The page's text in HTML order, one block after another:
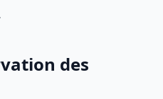
des